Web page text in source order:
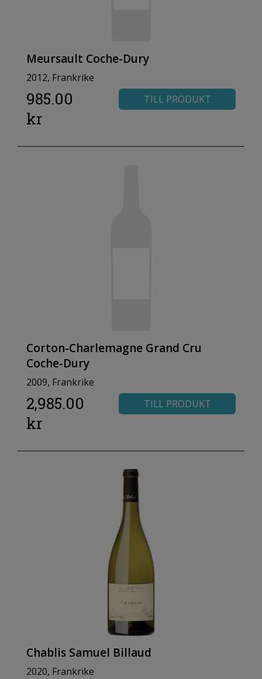
Meursault Coche-Dury
2012, Frankrike
985.00
kr
TILL PRODUKT
Corton-Charlemagne Grand Cru
Coche-Dury
2009, Frankrike
2,985.00
kr
TILL PRODUKT
Chablis Samuel Billaud
2020, Frankrike